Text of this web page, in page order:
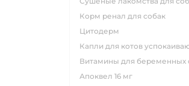
корм ренал для собак
цитодерм
капли для котов
витамины для беременных
апоквел 16 мг